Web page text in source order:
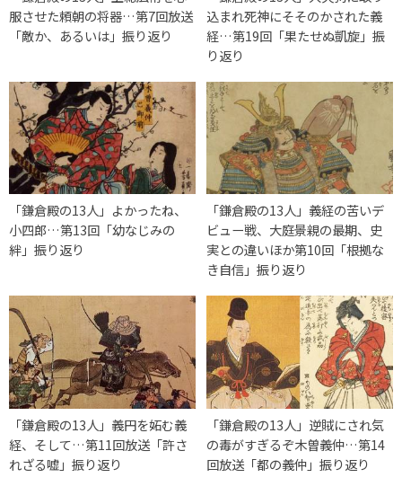
服させた頼朝の将器…第7回放送
「敵か、あるいは」振り返り
込まれ死神にそそのかされた義
経…第19回「果たせぬ凱旋」振
り返り
「鎌倉殿の13人」よかったね、
小四郎…第13回「幼なじみの
絆」振り返り
「鎌倉殿の13人」義経の苦いデ
ビュー戦、大庭景親の最期、史
実との違いほか第10回「根拠な
き自信」振り返り
「鎌倉殿の13人」義円を妬む義
経、そして…第11回放送「許さ
れざる嘘」振り返り
「鎌倉殿の13人」逆賊にされ気
の毒がすぎるぞ木曽義仲…第14
回放送「都の義仲」振り返り